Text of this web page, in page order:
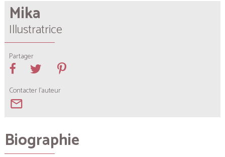
Mika
Illustratrice
Partager
Contacter l'auteur
mail_outline
Biographie